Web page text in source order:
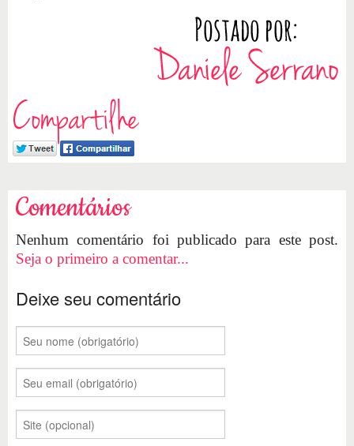
Compartilhe
Comentários
Nenhum comentário foi publicado para este post.
Seja o primeiro a comentar...
Deixe seu comentário